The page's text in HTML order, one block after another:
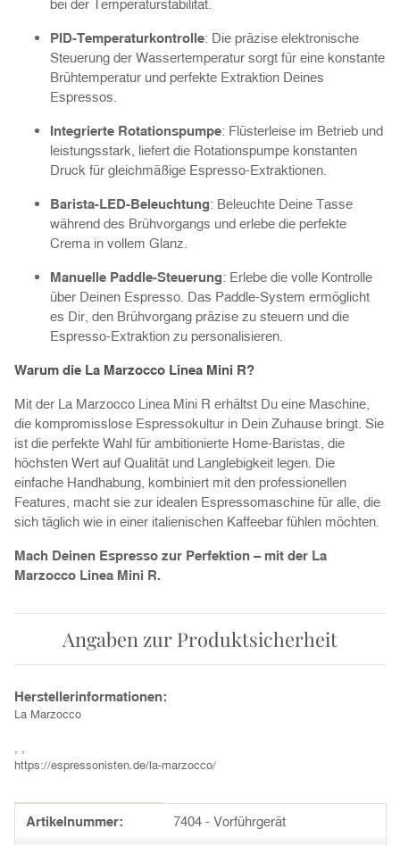
PID-Temperaturkontrolle: Die präzise elektronische
Steuerung der Wassertemperatur sorgt für eine konstante
Brühtemperatur und perfekte Extraktion Deines
Espressos.
Integrierte Rotationspumpe: Flüsterleise im Betrieb und
leistungsstark, liefert die Rotationspumpe konstanten
Druck für gleichmäßige Espresso-Extraktionen.
Barista-LED-Beleuchtung: Beleuchte Deine Tasse
während des Brühvorgangs und erlebe die perfekte
Crema in vollem Glanz.
Manuelle Paddle-Steuerung: Erlebe die volle Kontrolle
über Deinen Espresso. Das Paddle-System ermöglicht
es Dir, den Brühvorgang präzise zu steuern und die
Espresso-Extraktion zu personalisieren.
Warum die La Marzocco Linea Mini R?
Mit der La Marzocco Linea Mini R erhältst Du eine Maschine,
die kompromisslose Espressokultur in Dein Zuhause bringt. Sie
ist die perfekte Wahl für ambitionierte Home-Baristas, die
höchsten Wert auf Qualität und Langlebigkeit legen. Die
einfache Handhabung, kombiniert mit den professionellen
Features, macht sie zur idealen Espressomaschine für alle, die
sich täglich wie in einer italienischen Kaffeebar fühlen möchten.
Mach Deinen Espresso zur Perfektion – mit der La
Marzocco Linea Mini R.
Angaben zur Produktsicherheit
Herstellerinformationen:
La Marzocco
https://espressonisten.de/la-marzocco/
Produkteigenschaft
Wert
Artikelnummer: 7404 - Vorführgerät